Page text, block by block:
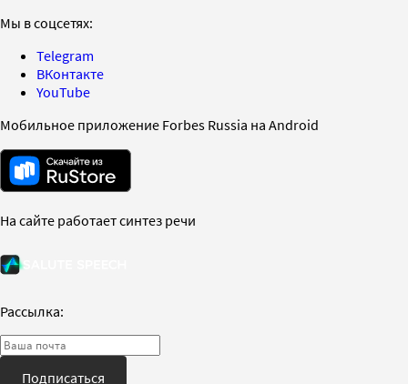
Мы в соцсетях:
Telegram
ВКонтакте
YouTube
Мобильное приложение Forbes Russia на Android
На сайте работает синтез речи
Рассылка:
Подписаться